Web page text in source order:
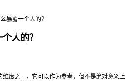
暴露一个人的？
人的？
度之一，它可以作为参考，但不是绝对意义上